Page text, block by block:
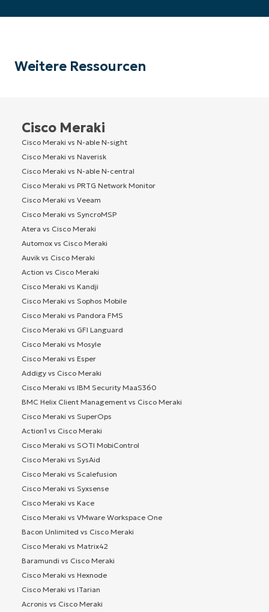
Weitere Ressourcen
Cisco Meraki
Cisco Meraki vs N-able N-sight
Cisco Meraki vs Naverisk
Cisco Meraki vs N-able N-central
Cisco Meraki vs PRTG Network Monitor
Cisco Meraki vs Veeam
Cisco Meraki vs SyncroMSP
Atera vs Cisco Meraki
Automox vs Cisco Meraki
Auvik vs Cisco Meraki
Action vs Cisco Meraki
Cisco Meraki vs Kandji
Cisco Meraki vs Sophos Mobile
Cisco Meraki vs Pandora FMS
Cisco Meraki vs GFI Languard
Cisco Meraki vs Mosyle
Cisco Meraki vs Esper
Addigy vs Cisco Meraki
Cisco Meraki vs IBM Security MaaS360
BMC Helix Client Management vs Cisco Meraki
Cisco Meraki vs SuperOps
Action1 vs Cisco Meraki
Cisco Meraki vs SOTI MobiControl
Cisco Meraki vs SysAid
Cisco Meraki vs Scalefusion
Cisco Meraki vs Syxsense
Cisco Meraki vs Kace
Cisco Meraki vs VMware Workspace One
Bacon Unlimited vs Cisco Meraki
Cisco Meraki vs Matrix42
Baramundi vs Cisco Meraki
Cisco Meraki vs Hexnode
Cisco Meraki vs ITarian
Acronis vs Cisco Meraki